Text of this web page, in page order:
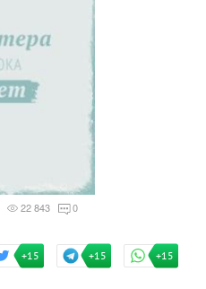
22 843 0
+15 +15 +15